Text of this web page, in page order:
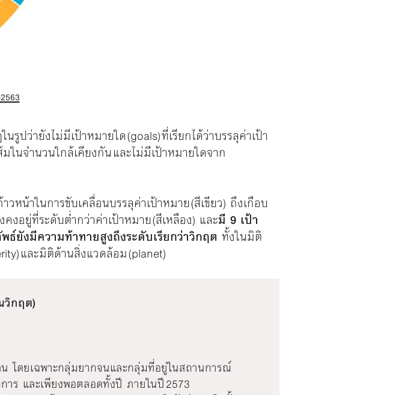
ปว่ายังไม่มีเป้าหมายใด (goals) ที่เรียกได้ว่าบรรลุค่าเป้า
นจำนวนใกล้เคียงกัน และไม่มีเป้าหมายใดจาก
หน้าในการขับเคลื่อนบรรลุค่าเป้าหมาย (สีเขียว) ถึงเกือบ
งอยู่ที่ระดับต่ำกว่าค่าเป้าหมาย (สีเหลือง) และมี 9 เป้า
ยังมีความท้าทายสูงถึงระดับเรียกว่าวิกฤต ทั้งในมิติ
และมิติด้านสิ่งแวดล้อม (planet)
วิกฤต)
โดยเฉพาะกลุ่มยากจนและกลุ่มที่อยู่ในสถานการณ์
าร และเพียงพอตลอดทั้งปี ภายในปี 2573